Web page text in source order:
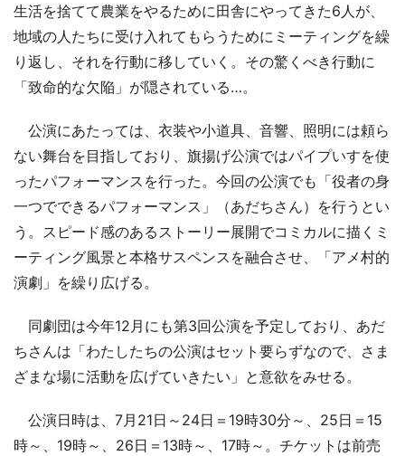
生活を捨てて農業をやるために田舎にやってきた6人が、
地域の人たちに受け入れてもらうためにミーティングを繰
り返し、それを行動に移していく。その驚くべき行動に
「致命的な欠陥」が隠されている…。
公演にあたっては、衣装や小道具、音響、照明には頼ら
ない舞台を目指しており、旗揚げ公演ではパイプいすを使
ったパフォーマンスを行った。今回の公演でも「役者の身
一つでできるパフォーマンス」（あだちさん）を行うとい
う。スピード感のあるストーリー展開でコミカルに描くミ
ーティング風景と本格サスペンスを融合させ、「アメ村的
演劇」を繰り広げる。
同劇団は今年12月にも第3回公演を予定しており、あだ
ちさんは「わたしたちの公演はセット要らずなので、さま
ざまな場に活動を広げていきたい」と意欲をみせる。
公演日時は、7月21日～24日＝19時30分～、25日＝15
時～、19時～、26日＝13時～、17時～。チケットは前売